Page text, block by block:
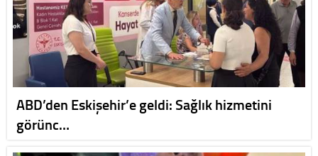
ABD’den Eskişehir’e geldi: Sağlık hizmetini
görünc…